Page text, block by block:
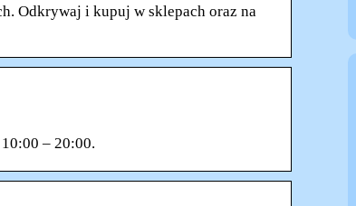
Odkrywaj i kupuj w sklepach oraz na
– 20:00.